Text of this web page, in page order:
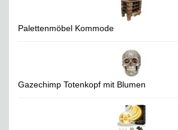
Palettenmöbel Kommode
Gazechimp Totenkopf mit Blumen